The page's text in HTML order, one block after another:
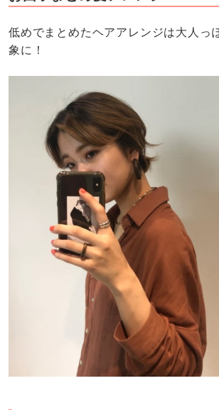
低めでまとめたヘアアレンジは大人っ
象に！